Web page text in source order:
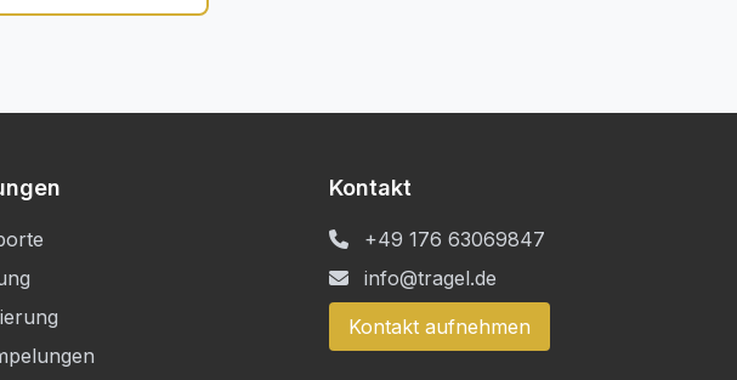
Kontakt
+49 176 63069847
info@tragel.de
Kontakt aufnehmen